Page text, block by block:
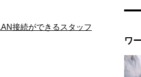
接続ができるスタッフ
ワ